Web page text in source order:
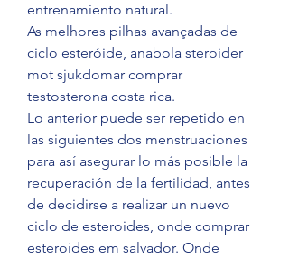
entrenamiento natural.
As melhores pilhas avançadas de
ciclo esteróide, anabola steroider
mot sjukdomar comprar
testosterona costa rica.
Lo anterior puede ser repetido en
las siguientes dos menstruaciones
para así asegurar lo más posible la
recuperación de la fertilidad, antes
de decidirse a realizar un nuevo
ciclo de esteroides, onde comprar
esteroides em salvador. Onde